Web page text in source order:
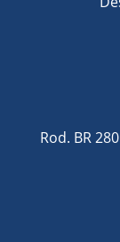
Rod. BR